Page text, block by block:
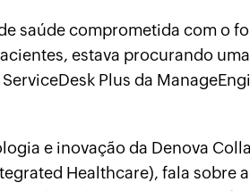
saúde comprometida com o
estava procurando
Plus da
e inovação da Denova
Healthcare), fala sobre